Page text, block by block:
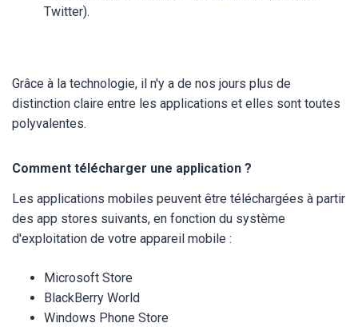
Twitter).
Grâce à la technologie, il n'y a de nos jours plus de
distinction claire entre les applications et elles sont toutes
polyvalentes.
Comment télécharger une application ?
Les applications mobiles peuvent être téléchargées à partir
des app stores suivants, en fonction du système
d'exploitation de votre appareil mobile :
Microsoft Store
BlackBerry World
Windows Phone Store